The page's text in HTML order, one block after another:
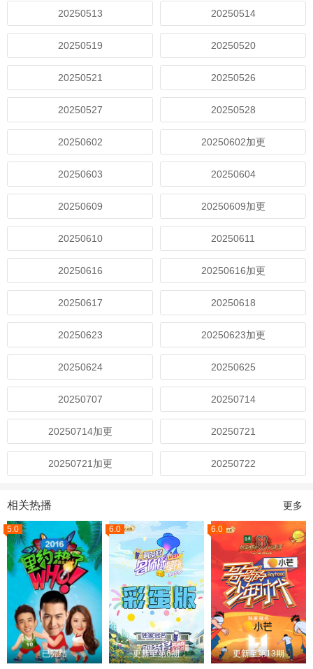
20250513 20250514
20250519 20250520
20250521 20250526
20250527 20250528
20250602 20250602加更
20250603 20250604
20250609 20250609加更
20250610 20250611
20250616 20250616加更
20250617 20250618
20250623 20250623加更
20250624 20250625
20250707 20250714
20250714加更 20250721
20250721加更 20250722
相关热播 更多
5.0
已完结
6.0
更新至第6期
6.0
更新至第13期